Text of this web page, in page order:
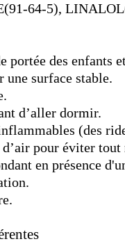
64-5),
portée des enfants
une surface stable.
d’aller dormir.
(des
pour éviter tout
en présence